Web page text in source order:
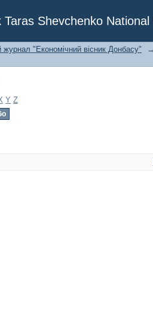
Shevchenko
журнал "Економічний вісник Донбасу" →
Y Z